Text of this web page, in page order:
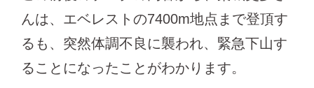
んは、エベレストの7400m地点まで登頂す
るも、突然体調不良に襲われ、緊急下山す
ることになったことがわかります。